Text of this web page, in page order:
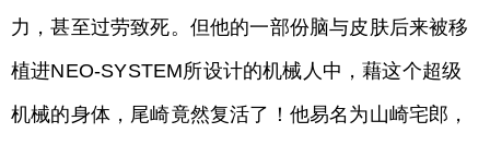
力，甚至过劳致死。但他的一部份脑与皮肤后来被移
植进NEO-SYSTEM所设计的机械人中，藉这个超级
机械的身体，尾崎竟然复活了！他易名为山崎宅郎，